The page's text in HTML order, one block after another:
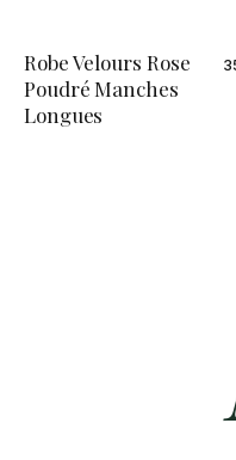
Robe Velours Rose
Poudré Manches
Longues